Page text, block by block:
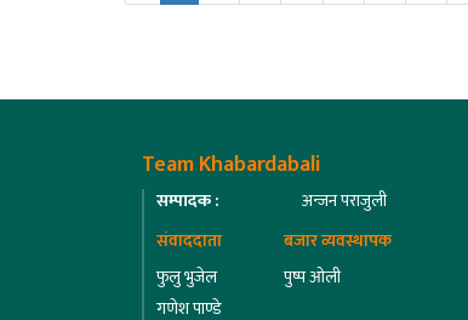
Team Khabardabali
सम्पादक :
अन्जन पराजुली
संवाददाता
फुलु भुजेल
गणेश पाण्डे
बजार व्यवस्थापक
पुष्प ओली